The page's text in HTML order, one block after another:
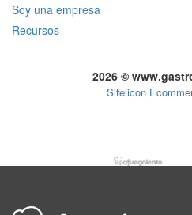
Soy una empresa
Recursos
2026 ©
Sitelicon